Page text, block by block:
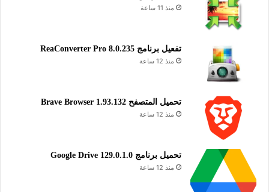
منذ 11 ساعة
تفعيل برنامج ReaConverter Pro 8.0.235
منذ 12 ساعة
تحميل المتصفح Brave Browser 1.93.132
منذ 12 ساعة
تحميل برنامج Google Drive 129.0.1.0
منذ 12 ساعة